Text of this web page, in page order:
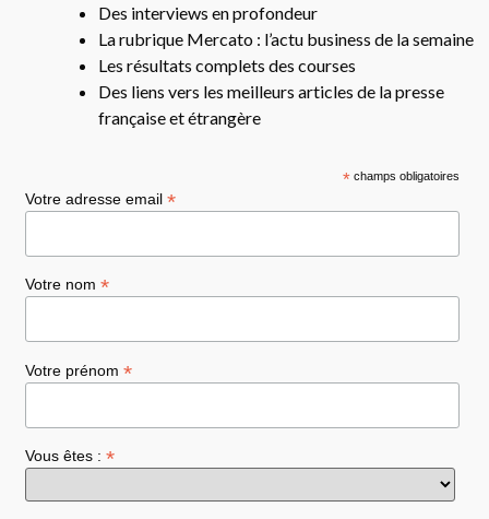
Des interviews en profondeur
La rubrique Mercato : l’actu business de la semaine
Les résultats complets des courses
Des liens vers les meilleurs articles de la presse
française et étrangère
* champs obligatoires
Votre adresse email *
Votre nom *
Votre prénom *
Vous êtes : *